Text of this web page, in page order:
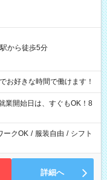
から徒歩5分
お好きな時間で働けます！
業開始日は、すぐもOK！8
ークOK / 服装自由 / シフト
詳細へ